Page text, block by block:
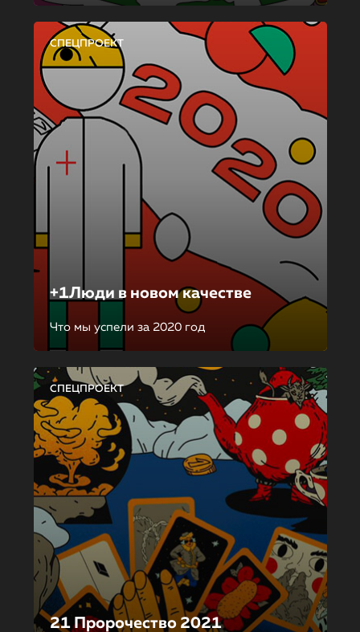
СПЕЦПРОЕКТ
+1Люди в новом качестве
Что мы успели за 2020 год
СПЕЦПРОЕКТ
21 Пророчество 2021